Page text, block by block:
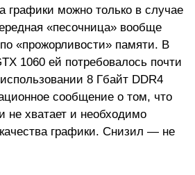
графики можно только в случае
«песочница» вообще
«прожорливости» памяти. В
1060 ей потребовалось почти
8 Гбайт DDR4
сообщение о том, что
не хватает и необходимо
графики. Снизил — не